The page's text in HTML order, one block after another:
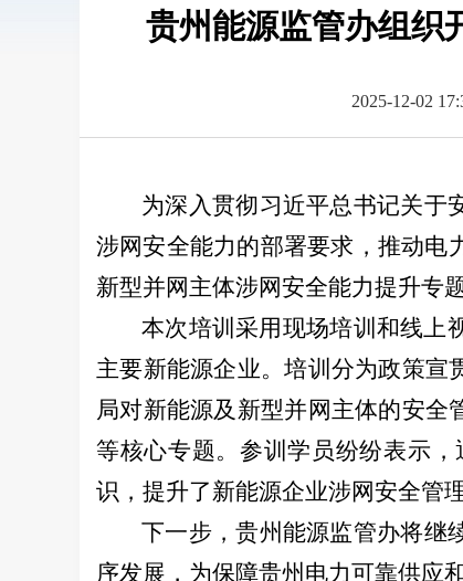
贵州能源监管办组织
2025-12-02
为深入贯彻习近平总书记关于
涉网安全能力的部署要求，推动电
新型并网主体涉网安全能力提升专题
本次培训采用现场培训和线上
主要新能源企业。培训分为政策宣
局对新能源及新型并网主体的安全
等核心专题。参训学员纷纷表示
识，提升了新能源企业涉网安全管理
下一步，贵州能源监管办将继
序发展，为保障贵州电力可靠供应